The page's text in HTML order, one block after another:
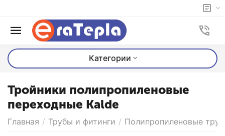
Категории
Тройники полипропиленовые
переходные Kalde
Главная / Трубы и фитинги / Полипропиленовые